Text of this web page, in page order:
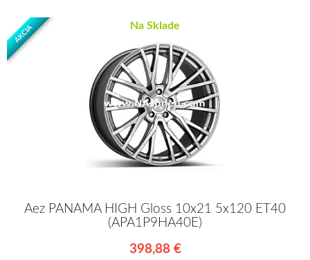
AKCIA Na Sklade
Aez PANAMA HIGH Gloss 10x21 5x120 ET40
(APA1P9HA40E)
398,88 €